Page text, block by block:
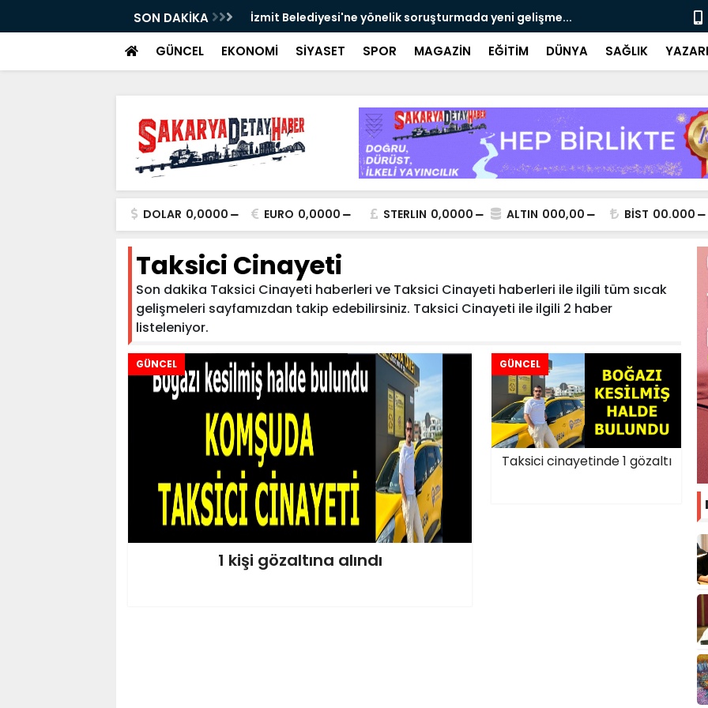
SON DAKİKA İzmit Belediyesi'ne yönelik soruşturmada yeni gelişme... Çalışma,
GÜNCEL EKONOMİ SİYASET SPOR MAGAZİN EĞİTİM DÜNYA SAĞLIK
DOLAR 0,0000 EURO 0,0000 STERLIN 0,0000 ALTIN 000,00 BİST 00.000
Taksici Cinayeti
Son dakika Taksici Cinayeti haberleri ve Taksici Cinayeti haberleri ile ilgili tüm sıcak
gelişmeleri sayfamızdan takip edebilirsiniz. Taksici Cinayeti ile ilgili 2 haber
listeleniyor.
GÜNCEL
1 kişi gözaltına alındı
GÜNCEL
Taksici cinayetinde 1 gözaltı